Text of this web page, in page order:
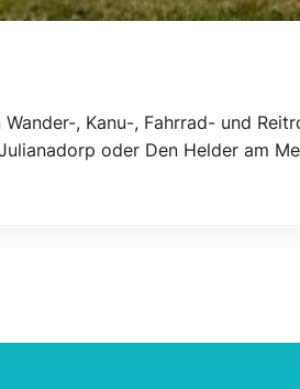
, Kanu-, Fahrrad- und
oder Den Helder am